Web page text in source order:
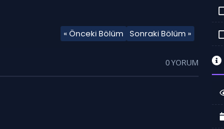
« Önceki Bölüm Sonraki Bölüm »
0 YORUM